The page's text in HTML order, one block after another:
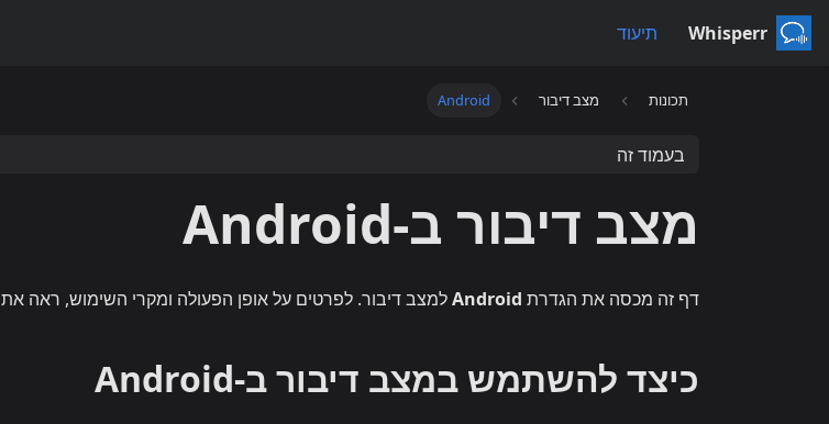
Whisperr תיעוד
תכונות מצב דיבור Android
בעמוד זה
מצב דיבור ב-Android
דף זה מכסה את הגדרת Androidלמצב דיבור. לפרטים על אופן הפעולה ומקרי השימוש, ראה את
כיצד להשתמש במצב דיבור ב-Android